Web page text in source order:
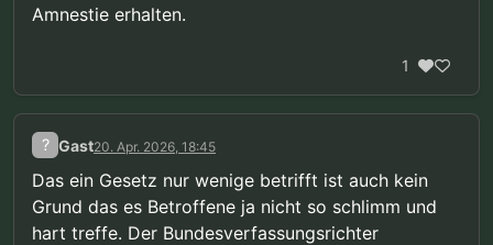
Amnestie erhalten.
1
? Gast20. Apr. 2026, 18:45
Das ein Gesetz nur wenige betrifft ist auch kein
Grund das es Betroffene ja nicht so schlimm und
hart treffe. Der Bundesverfassungsrichter